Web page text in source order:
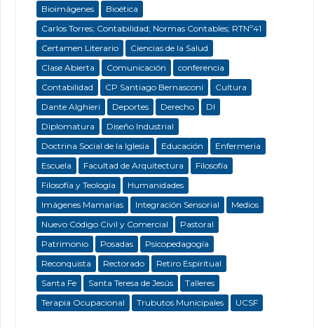
Bioimágenes
Bioética
Carlos Torres; Contabilidad; Normas Contables; RTNº41
Certamen Literario
Ciencias de la Salud
Clase Abierta
Comunicación
conferencia
Contabilidad
CP Santiago Bernasconi
Cultura
Dante Alghieri
Deportes Derecho
DI
Diplomatura
Diseño Industrial
Doctrina Social de la Iglesia
Educación
Enfermeria
Escuela
Facultad de Arquitectura
Filosofía
Filosofía y Teología
Humanidades
Imágenes Mamarias
Integración Sensorial
Medios
Nuevo Código Civil y Comercial
Pastoral
Patrimonio
Posadas
Psicopedagogía
Reconquista
Rectorado
Retiro Espiritual
Santa Fe
Santa Teresa de Jesús
Talleres
Terapia Ocupacional
Trubutos Municipales UCSF